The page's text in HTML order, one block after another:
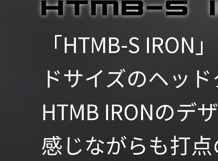
「HTMB-S
ドサイズのヘッ
HTMB IRONのデ
感じながらも打